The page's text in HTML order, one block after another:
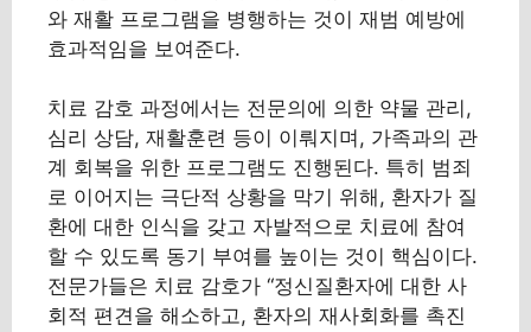
와 재활 프로그램을 병행하는 것이 재범 예방에
효과적임을 보여준다.
치료 감호 과정에서는 전문의에 의한 약물 관리,
심리 상담, 재활훈련 등이 이뤄지며, 가족과의 관
계 회복을 위한 프로그램도 진행된다. 특히 범죄
로 이어지는 극단적 상황을 막기 위해, 환자가 질
환에 대한 인식을 갖고 자발적으로 치료에 참여
할 수 있도록 동기 부여를 높이는 것이 핵심이다.
전문가들은 치료 감호가 “정신질환자에 대한 사
회적 편견을 해소하고, 환자의 재사회화를 촉진